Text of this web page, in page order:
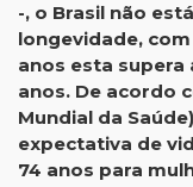
-, o Brasil não
longevidade,
anos esta supera
anos. De acordo
Mundial da
expectativa de
74 anos para